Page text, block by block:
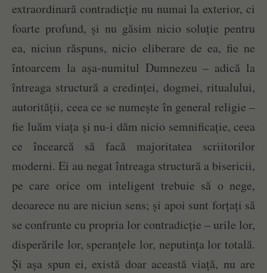
extraordinară contradicție nu numai la exterior, ci
foarte profund, și nu găsim nicio soluție pentru
ea, niciun răspuns, nicio eliberare de ea, fie ne
întoarcem la așa-numitul Dumnezeu – adică la
întreaga structură a credinței, dogmei, ritualului,
autorității, ceea ce se numește în general religie –
fie luăm viața și nu-i dăm nicio semnificație, ceea
ce încearcă să facă majoritatea scriitorilor
moderni. Ei au negat întreaga structură a bisericii,
pe care orice om inteligent trebuie să o nege,
deoarece nu are niciun sens; și apoi sunt forțați să
se confrunte cu propria lor contradicție – urile lor,
disperările lor, speranțele lor, neputința lor totală.
Și așa spun ei, există doar această viață, nu are